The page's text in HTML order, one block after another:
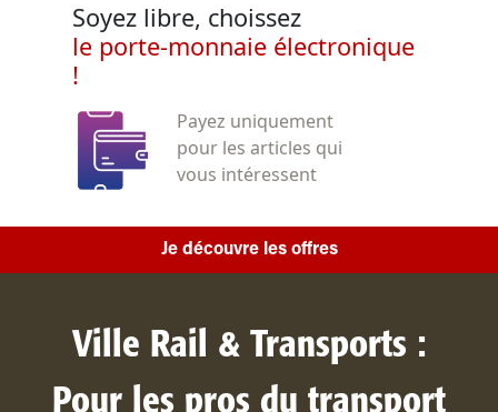
Soyez libre, choissez
le porte-monnaie électronique
!
Payez uniquement
pour les articles qui
vous intéressent
Je découvre les offres
Ville Rail & Transports :
Pour les pros du transport